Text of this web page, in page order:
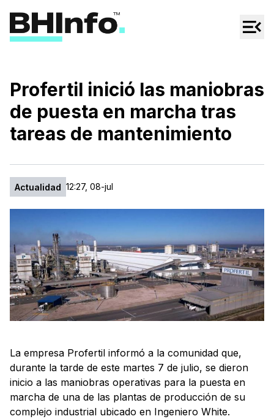
Regionales
Espectáculos
Tecno
Profertil inició las maniobras
de puesta en marcha tras
tareas de mantenimiento
Actualidad 12:27, 08-jul
La empresa Profertil informó a la comunidad que,
durante la tarde de este martes 7 de julio, se dieron
inicio a las maniobras operativas para la puesta en
marcha de una de las plantas de producción de su
complejo industrial ubicado en Ingeniero White.